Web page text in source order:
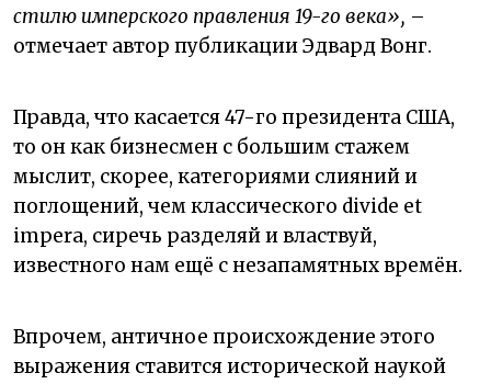
стилю имперского правления 19-го века», –
отмечает автор публикации Эдвард Вонг.
Правда, что касается 47-го президента США,
то он как бизнесмен с большим стажем
мыслит, скорее, категориями слияний и
поглощений, чем классического divide et
impera, сиречь разделяй и властвуй,
известного нам ещё с незапамятных времён.
Впрочем, античное происхождение этого
выражения ставится исторической наукой